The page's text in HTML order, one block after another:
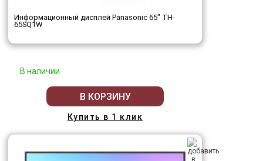
Информационный дисплей Panasonic 65" TH-
65SQ1W
В наличии
В КОРЗИНУ
Купить в 1 клик